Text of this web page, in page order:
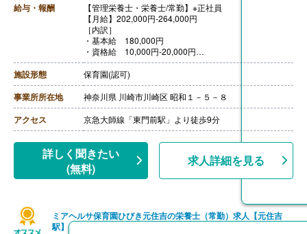
給与・報酬
【管理栄養士・栄養士/常勤】※正社員
【月給】202,000円-264,000円
［内訳］
・基本給 180,000円
・資格給 10,000円-20,000円
・処遇改善手当 12,000円-44,000円
・正社員特別手当 0円-20,000円
【賞与】あり
【通勤手当】あり（上限20,000円/月）
【昇給】あり（年1回、4月）
【退職金】あり
施設形態 保育園(認可)
事業所所在地 神奈川県 川崎市川崎区 昭和１－５－８
アクセス 京急大師線「東門前駅」より徒歩9分
詳しく聞きたい
(無料)
求人詳細を見る
ミアヘルサ保育園ひびき元住吉の栄養士（常勤）求人【元住吉
駅】